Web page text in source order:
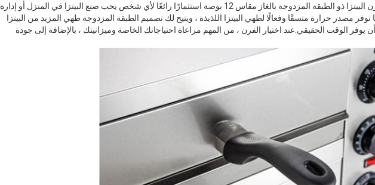
بشكل عام ، يمكن أن يكون فرن البيتزا ذو الطبقة المزدوجة بالغاز مقاس 12 بوصة استثمارًا رائعًا لأي شخص يحب صنع البيتزا في المنزل أو إدارة
مصدر حرارة متسقًا وفعالًا لطهي البيتزا اللذيذة ، ويتيح لك تصميم الطبقة المزدوجة طهي المزيد من البيتزا
الوقت الحقيقي.عند اختيار الفرن ، من المهم مراعاة احتياجاتك الخاصة وميزانيتك ، بالإضافة إلى جودة